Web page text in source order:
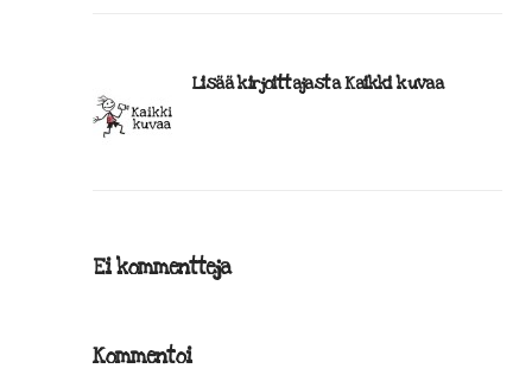
Lisää kirjoittajasta Kaikki kuvaa
Ei kommentteja
Kommentoi